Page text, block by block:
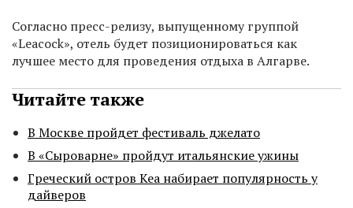
Согласно пресс-релизу, выпущенному группой
«Leacock», отель будет позиционироваться как
лучшее место для проведения отдыха в Алгарве.
Читайте также
В Москве пройдет фестиваль джелато
В «Сыроварне» пройдут итальянские ужины
Греческий остров Кеа набирает популярность у
дайверов